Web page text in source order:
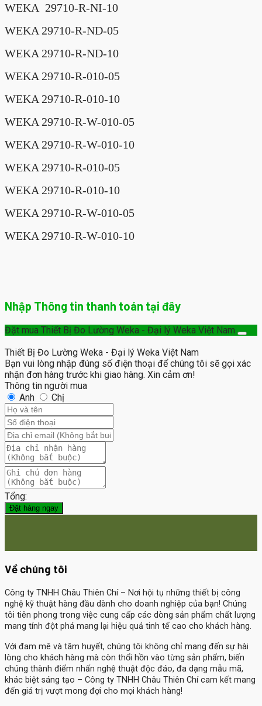
WEKA 29710-R-NI-10
WEKA 29710-R-ND-05
WEKA 29710-R-ND-10
WEKA 29710-R-010-05
WEKA 29710-R-010-10
WEKA 29710-R-W-010-05
WEKA 29710-R-W-010-10
WEKA 29710-R-010-05
WEKA 29710-R-010-10
WEKA 29710-R-W-010-05
WEKA 29710-R-W-010-10
Nhập Thông tin thanh toán tại đây
Đặt mua Thiết Bị Đo Lường Weka - Đại lý Weka Việt Nam
Thiết Bị Đo Lường Weka - Đại lý Weka Việt Nam
Bạn vui lòng nhập đúng số điện thoại để chúng tôi sẽ gọi xác
nhận đơn hàng trước khi giao hàng. Xin cảm ơn!
Thông tin người mua
Anh
Chị
Tổng:
Đặt hàng ngay
Về chúng tôi
Công ty TNHH Châu Thiên Chí– Nơi hội tụ những thiết bị công
nghệ kỹ thuật hàng đầu dành cho doanh nghiệp của bạn! Chúng
tôi tiên phong trong việc cung cấp các dòng sản phẩm chất lượng
mang tính đột phá mang lại hiệu quả tinh tế cao cho khách hàng.
Với đam mê và tâm huyết, chúng tôi không chỉ mang đến sự hài
lòng cho khách hàng mà còn thổi hồn vào từng sản phẩm, biến
chúng thành điểm nhấn nghệ thuật độc đáo, đa dạng mẫu mã,
khác biệt sáng tạo – Công ty TNHH Châu Thiên Chí cam kết mang
đến giá trị vượt mong đợi cho mọi khách hàng!